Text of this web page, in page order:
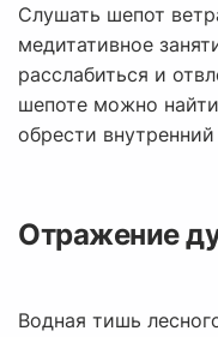
Слушать шепот
медитативное
расслабиться и
шепоте можно
обрести
Отражение
Водная тишь